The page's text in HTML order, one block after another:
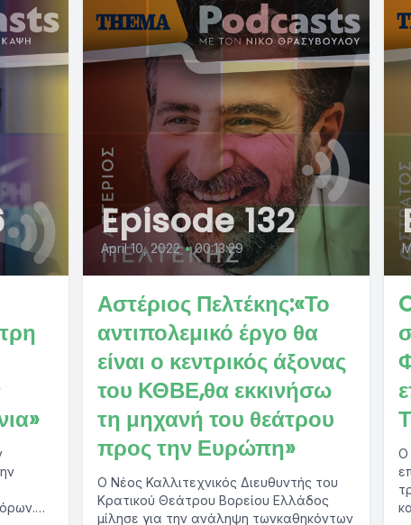
Episode 132
April 10, 2022 • 00:13:29
Αστέριος Πελτέκης:«Το
αντιπολεμικό έργο θα
είναι ο κεντρικός άξονας
του ΚΘΒΕ,θα εκκινήσω
τη μηχανή του θεάτρου
προς την Ευρώπη»
Ο Νέος Καλλιτεχνικός Διευθυντής του
Κρατικού Θεάτρου Βορείου Ελλάδος
μίλησε για την ανάληψη τωνκαθηκόντων
Ο